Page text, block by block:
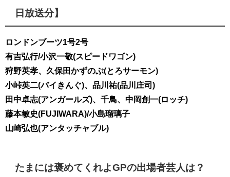
日放送分】
ロンドンブーツ1号2号
有吉弘行/小沢一敬(スピードワゴン)
狩野英孝、久保田かずのぶ(とろサーモン)
小峠英二(バイきんぐ)、品川祐(品川庄司)
田中卓志(アンガールズ)、千鳥、中岡創一(ロッチ)
藤本敏史(FUJIWARA)/小島瑠璃子
山崎弘也(アンタッチャブル)
たまには褒めてくれよGPの出場者芸人は？